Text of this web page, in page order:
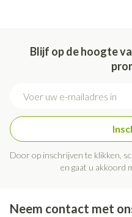
Blijf op de hoogte
Door op inschrijven te klikken,
en gaat u akkoord
Neem contact met